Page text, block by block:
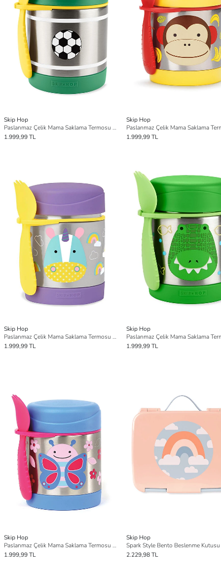
Skip Hop
Paslanmaz Çelik Mama Saklama Termosu Seti - Futbol
1.999,99 TL
Skip Hop
1.999,99 TL
Skip Hop
Paslanmaz Çelik Mama Saklama Termosu Set
1.999,99 TL
Skip Hop
1.999,99 TL
Skip Hop
Paslanmaz Çelik Mama Saklama Termosu Kelebek Set
1.999,99 TL
Skip Hop
Spark Style Bento Beslenme Kutusu
2.229,98 TL